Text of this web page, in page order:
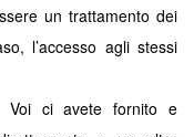
un trattamento dei
l’accesso agli stessi
Voi ci avete fornito e